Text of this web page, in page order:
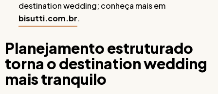
destination wedding; conheça mais em
bisutti.com.br.
Planejamento estruturado
torna o destination wedding
mais tranquilo